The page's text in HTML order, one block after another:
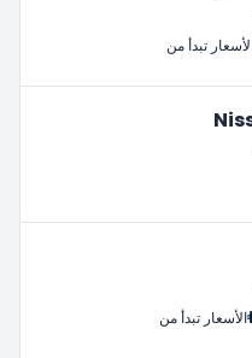
تبدأ من
الأسعار تبدأ من